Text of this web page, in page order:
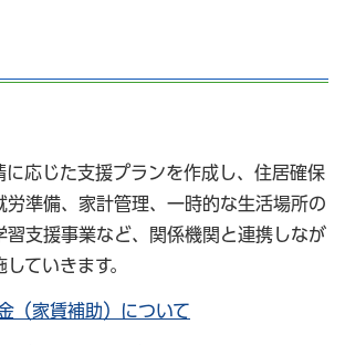
に応じた支援プランを作成し、住居確保
労準備、家計管理、一時的な生活場所の
習支援事業など、関係機関と連携しなが
ていきます。
（家賃補助）について